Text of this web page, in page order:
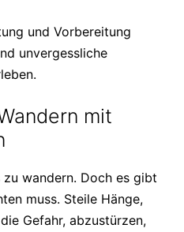
und Vorbereitung
unvergessliche
mit
wandern. Doch es gibt
muss. Steile Hänge,
Gefahr, abzustürzen,